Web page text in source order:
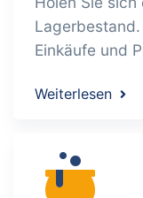
Power
Create
Einkäufe und
Weiterlesen